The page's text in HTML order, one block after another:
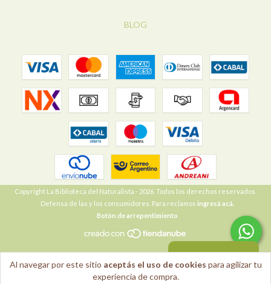
Al navegar por este sitio aceptás el uso de cookies para agilizar tu
experiencia de compra.
BLOG
Copyright La Biblioteca del Naturalista - 2026. Todos los derechos reservados.
Defensa de las y los consumidores. Para reclamos ingresá acá.
Botón de arrepentimiento